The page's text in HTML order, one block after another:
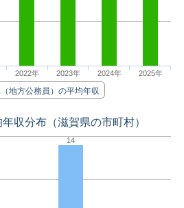
地方公務員）の平均年収
2022年 2023年 2024年 2025年
収分布（滋賀県の市町村）
14